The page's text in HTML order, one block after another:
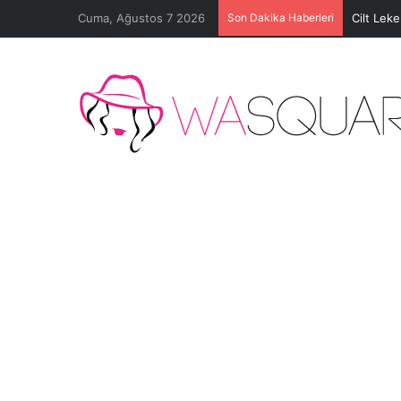
Cuma, Ağustos 7 2026 Son Dakika Haberleri Cilt